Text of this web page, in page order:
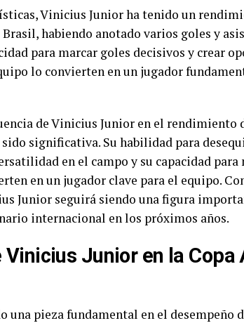
Vinicius Junior ha tenido un
habiendo anotado varios goles y
para marcar goles decisivos y crear
lo convierten en un jugador
de Vinicius Junior en el rendimiento
significativa. Su habilidad para
en el campo y su capacidad para
en un jugador clave para el equipo.
Junior seguirá siendo una figura
internacional en los próximos años.
Vinicius Junior en la Copa
una pieza fundamental en el desempeño